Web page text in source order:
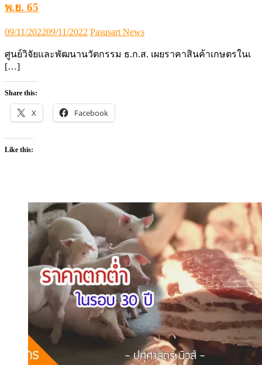
พ.ย. 65
Posted
09/11/202209/11/2022 Author
Pasusart News
ศูนย์วิจัยและพัฒนานวัตกรรม ธ.ก.ส. เผยราคาสินค้าเกษตรในเ
[…]
Share this:
X Facebook
Like this: